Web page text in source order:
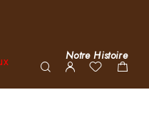
Notre Histoire